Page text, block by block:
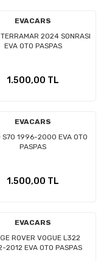
EVACARS
2024 SONRASI
EVA OTO PASPAS
1.500,00 TL
EVACARS
S70 1996-2000 EVA OTO
PASPAS
1.500,00 TL
EVACARS
ROVER VOGUE L322
2012 EVA OTO PASPAS